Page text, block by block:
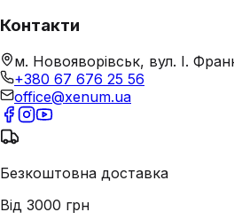
Контакти
м. Новояворівськ, вул. І.
+380 67 676 25 56
office@xenum.ua
Безкоштовна доставка
Від 3000 грн